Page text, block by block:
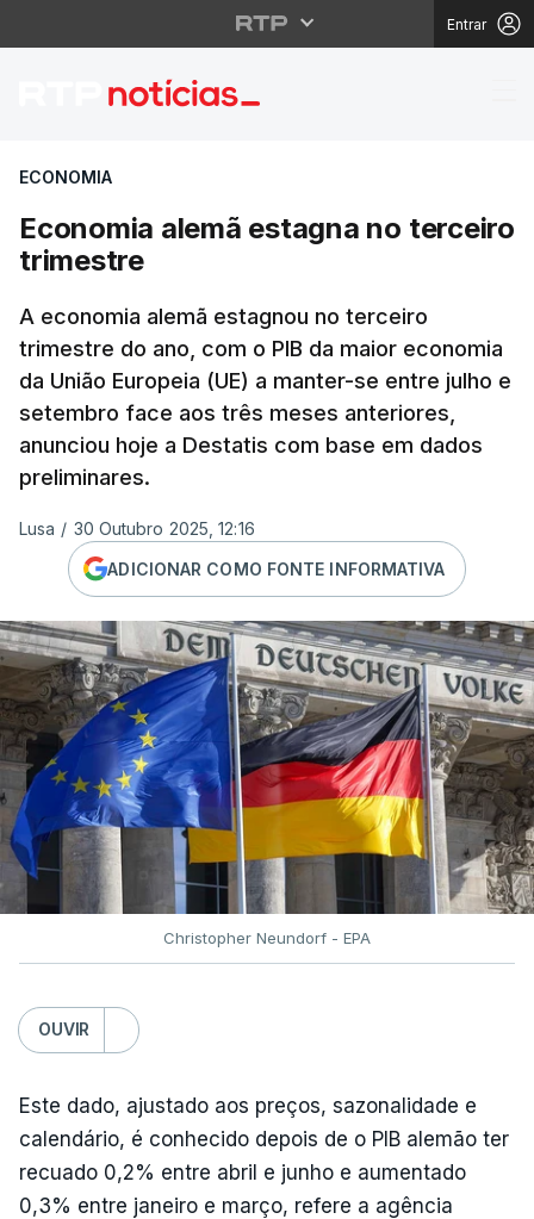
Entrar
Economia alemã
ECONOMIA
Economia alemã estagna no terceiro
trimestre
A economia alemã estagnou no terceiro
trimestre do ano, com o PIB da maior economia
da União Europeia (UE) a manter-se entre julho e
setembro face aos três meses anteriores,
anunciou hoje a Destatis com base em dados
preliminares.
Lusa / 30 Outubro 2025, 12:16
ADICIONAR COMO FONTE INFORMATIVA
Christopher Neundorf - EPA
OUVIR
Este dado, ajustado aos preços, sazonalidade e
calendário, é conhecido depois de o PIB alemão ter
recuado 0,2% entre abril e junho e aumentado
0,3% entre janeiro e março, refere a agência